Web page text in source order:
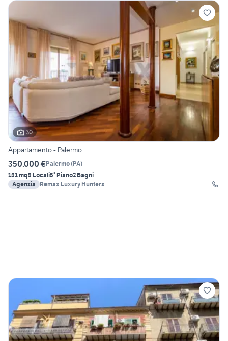
30
Appartamento - Palermo
350.000 €Palermo(PA)
151 mq5 Locali5° Piano2 Bagni
Agenzia
Remax Luxury Hunters